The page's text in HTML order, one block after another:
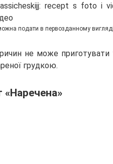
подати в первозданному вигляді
не може
грудкою.
«Наречена»